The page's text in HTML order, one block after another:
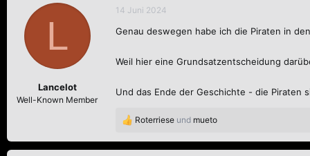
k
i
n
e
:
L
Lancelot
Well-Known Member
14 Juni 2024
Genau deswegen habe ich die Piraten in
Weil hier eine Grundsatzentscheidung
Und das Ende der Geschichte - die Piraten
R
a
Roterriese und mueto